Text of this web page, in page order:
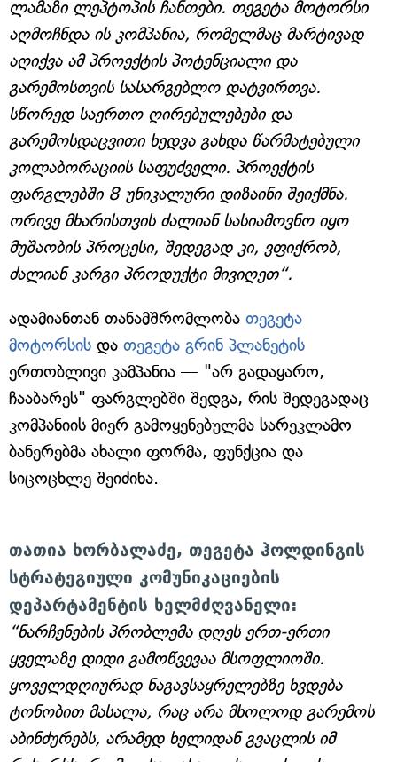
ლამაზი ლეპტოპის ჩანთები. თეგეტა მოტორსი
აღმოჩნდა ის კომპანია, რომელმაც მარტივად
აღიქვა ამ პროექტის პოტენციალი და
გარემოსთვის სასარგებლო დატვირთვა.
სწორედ საერთო ღირებულებები და
გარემოსდაცვითი ხედვა გახდა წარმატებული
კოლაბორაციის საფუძველი. პროექტის
ფარგლებში 8 უნიკალური დიზაინი შეიქმნა.
ორივე მხარისთვის ძალიან სასიამოვნო იყო
მუშაობის პროცესი, შედეგად კი, ვფიქრობ,
ძალიან კარგი პროდუქტი მივიღეთ“.
ადამიანთან თანამშრომლობა თეგეტა
მოტორსის და თეგეტა გრინ პლანეტის
ერთობლივი კამპანია — "არ გადაყარო,
ჩააბარეს" ფარგლებში შედგა, რის შედეგადაც
კომპანიის მიერ გამოყენებულმა სარეკლამო
ბანერებმა ახალი ფორმა, ფუნქცია და
სიცოცხლე შეიძინა.
თათია ხორბალაძე, თეგეტა ჰოლდინგის
სტრატეგიული კომუნიკაციების
დეპარტამენტის ხელმძღვანელი:
“ნარჩენების პრობლემა დღეს ერთ-ერთი
ყველაზე დიდი გამოწვევაა მსოფლიოში.
ყოველდღიურად ნაგავსაყრელებზე ხვდება
ტონობით მასალა, რაც არა მხოლოდ გარემოს
აბინძურებს, არამედ ხელიდან გვაცლის იმ